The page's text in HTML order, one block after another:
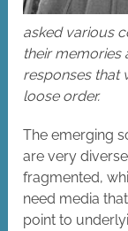
asked various
their memories
responses that
loose order.
The emerging
are very
fragmented,
need media
point to